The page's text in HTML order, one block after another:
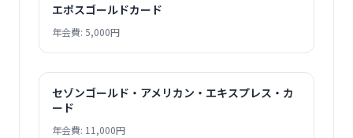
エポスゴールドカード
年会費: 5,000円
セゾンゴールド・アメリカン・エキスプレス・カ
ード
年会費: 11,000円